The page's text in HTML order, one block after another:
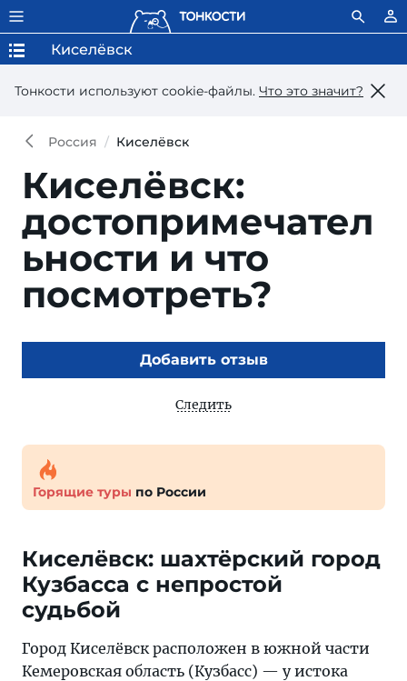
Тонкости используют сookie-файлы. Что это значит?
Киселёвск
Россия Киселёвск
Киселёвск:
достопримечател
ьности и что
посмотреть?
Добавить отзыв
Следить
Горящие туры по России
Киселёвск: шахтёрский город
Кузбасса с непростой
судьбой
Город Киселёвск расположен в южной части
Кемеровская область (Кузбасс) — у истока